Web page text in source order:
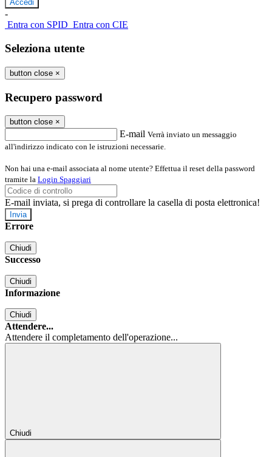
-
Entra con SPID Entra con CIE
Seleziona utente
button close ×
Recupero password
button close ×
E-mail Verrà inviato un messaggio
all'indirizzo indicato con le istruzioni necessarie.
Non hai una e-mail associata al nome utente? Effettua il reset della password
tramite la Login Spaggiari
E-mail inviata, si prega di controllare la casella di posta elettronica!
Errore
Chiudi
Successo
Chiudi
Informazione
Chiudi
Attendere...
Attendere il completamento dell'operazione...
Chiudi